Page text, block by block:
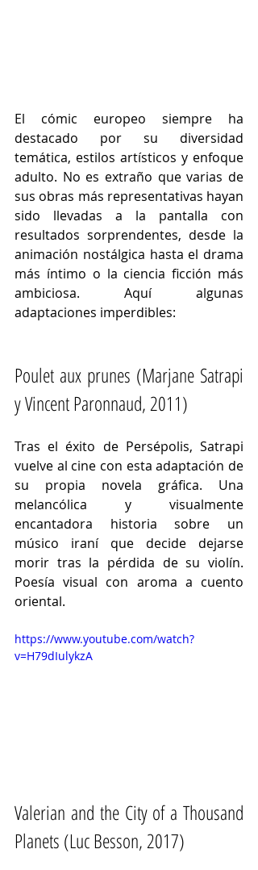
El cómic europeo siempre ha
destacado por su diversidad
temática, estilos artísticos y enfoque
adulto. No es extraño que varias de
sus obras más representativas hayan
sido llevadas a la pantalla con
resultados sorprendentes, desde la
animación nostálgica hasta el drama
más íntimo o la ciencia ficción más
ambiciosa. Aquí algunas
adaptaciones imperdibles:
Poulet aux prunes (Marjane Satrapi
y Vincent Paronnaud, 2011)
Tras el éxito de Persépolis, Satrapi
vuelve al cine con esta adaptación de
su propia novela gráfica. Una
melancólica y visualmente
encantadora historia sobre un
músico iraní que decide dejarse
morir tras la pérdida de su violín.
Poesía visual con aroma a cuento
oriental.
https://www.youtube.com/watch?
v=H79dIulykzA
Valerian and the City of a Thousand
Planets (Luc Besson, 2017)